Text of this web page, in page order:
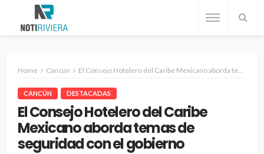
Home Cancún El Consejo Hotelero del Caribe Mexicano aborda temas de seguridad con el gobierno
CANCÚN DESTACADAS
El Consejo Hotelero del Caribe
Mexicano aborda temas de
seguridad con el gobierno